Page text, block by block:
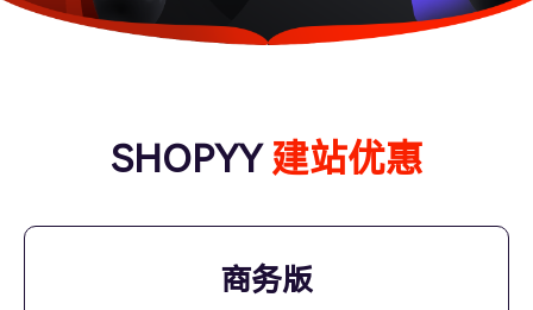
SHOPYY建站优惠
商务版